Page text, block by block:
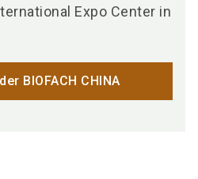
Expo Center in
BIOFACH CHINA